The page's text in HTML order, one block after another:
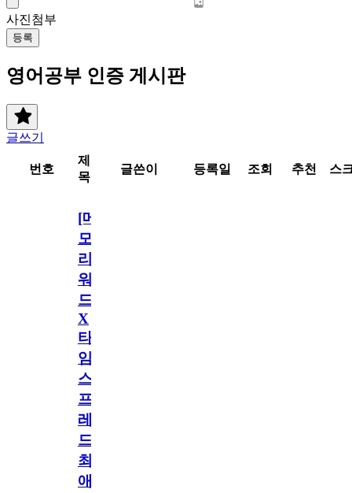
사진첨부
등록
영어공부 인증 게시판
글쓰기
번호
제
목
글쓴이 등록일 조회 추천 스
[메
모
리
워
드
X
타
임
스
프
레
드]
최
애